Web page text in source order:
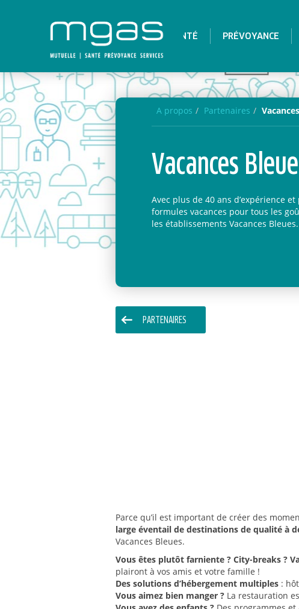
SANTÉ PRÉVOYANCE
A propos Partenaires
Vacances
Avec plus de 40 ans d’expérience
formules vacances pour tous les
les établissements Vacances Bleues.
PARTENAIRES
Parce qu’il est important de créer des
large éventail de destinations de qualité à
Vacances Bleues.
Vous êtes plutôt farniente ? City-breaks ?
plairont à vos amis et votre famille !
Des solutions d’hébergement multiples :
Vous aimez bien manger ? La restauration